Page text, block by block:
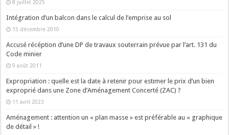
8 juillet 2025
Intégration d’un balcon dans le calcul de l’emprise au sol
15 décembre 2010
Accusé récéption d’une DP de travaux souterrain prévue par l’art. 131 du
Code minier
9 août 2011
Expropriation : quelle est la date à retenir pour estimer le prix d’un bien
exproprié dans une Zone d’Aménagement Concerté (ZAC) ?
11 avril 2023
Aménagement : attention un « plan masse » est préférable au « graphique
de détail » !